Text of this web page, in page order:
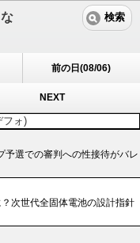
検索
前の日(08/06)
NEXT
フォ)
予選での審判への性接待がバレ
次世代全固体電池の設計指針